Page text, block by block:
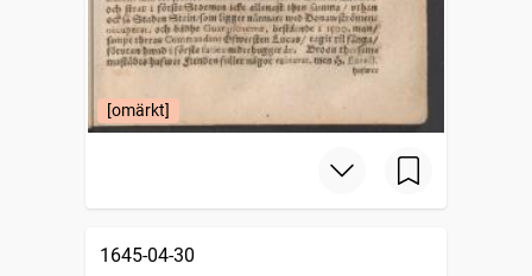
[omärkt]
1645-04-30